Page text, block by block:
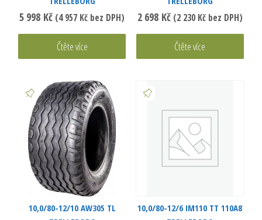
5 998 Kč (4 957 Kč bez DPH)
Čtěte více
2 698 Kč (2 230 Kčbez DPH)
Čtěte více
10,0/80-12/10 AW305 TL
10,0/80-12/6 IM110 TT 110A8